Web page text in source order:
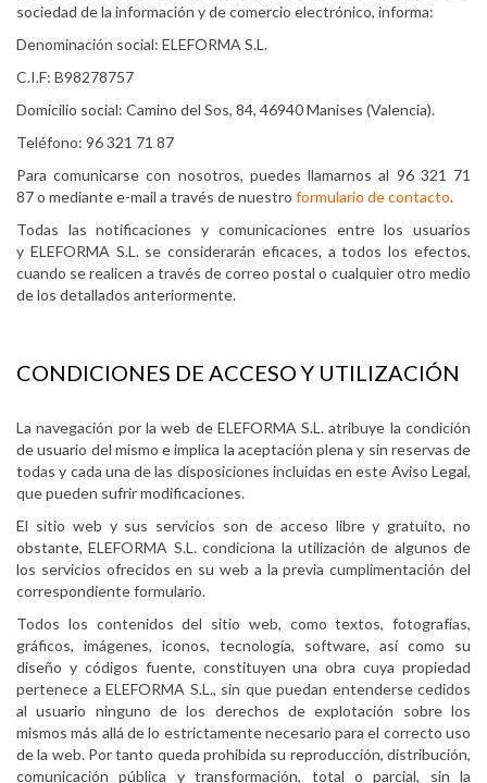
sociedad de la información y de comercio electrónico, informa:
Denominación social: ELEFORMA S.L.
C.I.F: B98278757
Domicilio social: Camino del Sos, 84, 46940 Manises (Valencia).
Teléfono: 96 321 71 87
Para comunicarse con nosotros, puedes llamarnos al 96 321 71
87 o mediante e-mail a través de nuestro formulario de contacto.
Todas las notificaciones y comunicaciones entre los usuarios
y ELEFORMA S.L. se considerarán eficaces, a todos los efectos,
cuando se realicen a través de correo postal o cualquier otro medio
de los detallados anteriormente.
CONDICIONES DE ACCESO Y UTILIZACIÓN
La navegación por la web de ELEFORMA S.L. atribuye la condición
de usuario del mismo e implica la aceptación plena y sin reservas de
todas y cada una de las disposiciones incluidas en este Aviso Legal,
que pueden sufrir modificaciones.
El sitio web y sus servicios son de acceso libre y gratuito, no
obstante, ELEFORMA S.L. condiciona la utilización de algunos de
los servicios ofrecidos en su web a la previa cumplimentación del
correspondiente formulario.
Todos los contenidos del sitio web, como textos, fotografías,
gráficos, imágenes, iconos, tecnología, software, así como su
diseño y códigos fuente, constituyen una obra cuya propiedad
pertenece a ELEFORMA S.L., sin que puedan entenderse cedidos
al usuario ninguno de los derechos de explotación sobre los
mismos más allá de lo estrictamente necesario para el correcto uso
de la web. Por tanto queda prohibida su reproducción, distribución,
comunicación pública y transformación, total o parcial, sin la